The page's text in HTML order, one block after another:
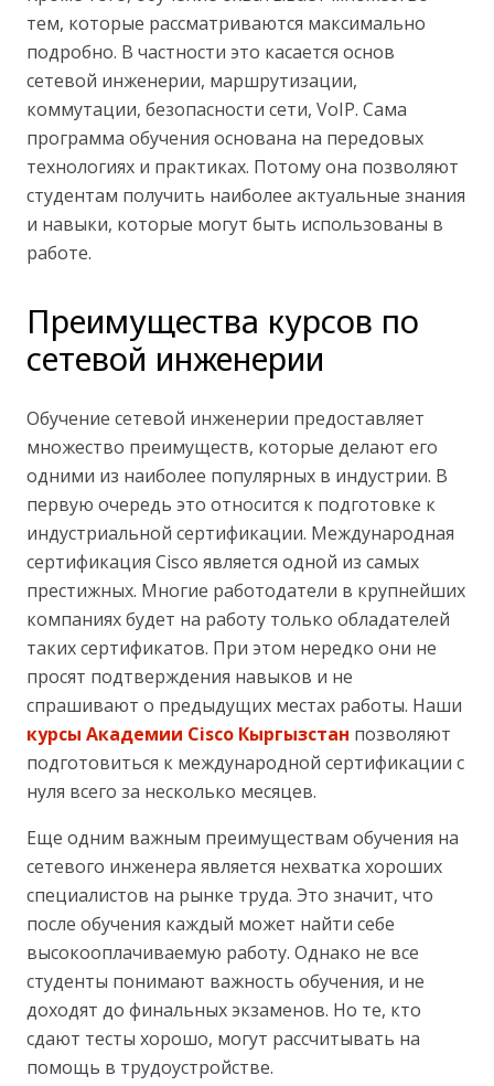
тем, которые рассматриваются максимально
подробно. В частности это касается основ
сетевой инженерии, маршрутизации,
коммутации, безопасности сети, VoIP. Сама
программа обучения основана на передовых
технологиях и практиках. Потому она позволяют
студентам получить наиболее актуальные знания
и навыки, которые могут быть использованы в
работе.
Преимущества курсов по
сетевой инженерии
Обучение сетевой инженерии предоставляет
множество преимуществ, которые делают его
одними из наиболее популярных в индустрии. В
первую очередь это относится к подготовке к
индустриальной сертификации. Международная
сертификация Cisco является одной из самых
престижных. Многие работодатели в крупнейших
компаниях будет на работу только обладателей
таких сертификатов. При этом нередко они не
просят подтверждения навыков и не
спрашивают о предыдущих местах работы. Наши
курсы Академии Cisco Кыргызстан позволяют
подготовиться к международной сертификации с
нуля всего за несколько месяцев.
Еще одним важным преимуществам обучения на
сетевого инженера является нехватка хороших
специалистов на рынке труда. Это значит, что
после обучения каждый может найти себе
высокооплачиваемую работу. Однако не все
студенты понимают важность обучения, и не
доходят до финальных экзаменов. Но те, кто
сдают тесты хорошо, могут рассчитывать на
помощь в трудоустройстве.